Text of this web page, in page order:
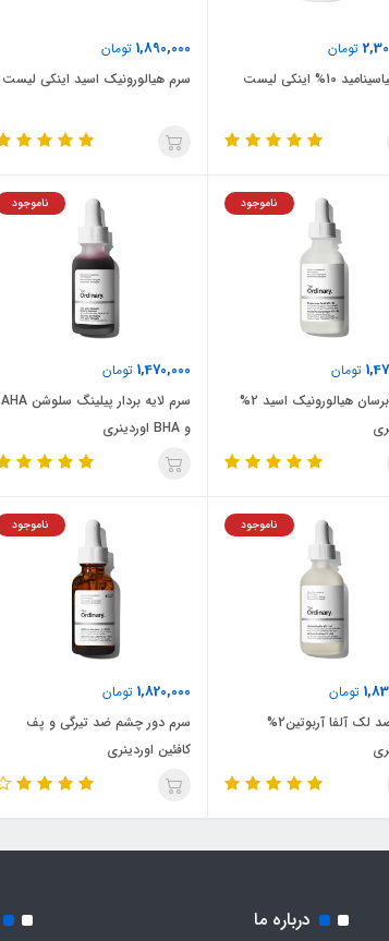
تومان
10% اینکی لیست
1,890,000 تومان
سرم هیالورونیک اسید اینکی لیست
تومان
ناموجود
سرم آبرسان هیالورونیک اسید 2%
1,470,000 تومان
ناموجود
سرم لایه بردار پیلینگ سلوشن AHA
و BHA اوردینری
تومان
ناموجود
سرم ضد لک آلفا آربوتین2%
1,820,000 تومان
ناموجود
سرم دور چشم ضد تیرگی و پف
کافئین اوردینری
درباره ما